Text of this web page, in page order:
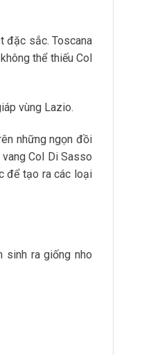
đặc sắc. Toscana
thể thiếu Col
vùng Lazio.
những ngọn đồi
Col Di Sasso
để tạo ra các loại
sinh ra giống nho